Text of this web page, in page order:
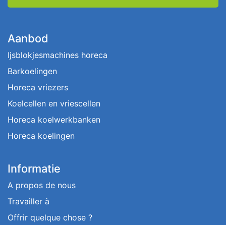
Aanbod
Ijsblokjesmachines horeca
Barkoelingen
Horeca vriezers
Koelcellen en vriescellen
Horeca koelwerkbanken
Horeca koelingen
Informatie
A propos de nous
Travailler à
Offrir quelque chose ?